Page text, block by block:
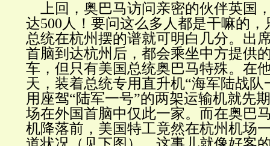
上回，奥巴马访问亲密的伙伴英国
达500人！要问这么多人都是干嘛的
总统在杭州摆的谱就可明白几分。出
首脑到达杭州后，都会乘坐中方提供
车，但只有美国总统奥巴马特殊。在
天，装着总统专用直升机“海军陆战队
用座驾“陆军一号”的两架运输机就先
场在外国首脑中仅此一家。而在奥巴
机降落前，美国特工竟然在杭州机场